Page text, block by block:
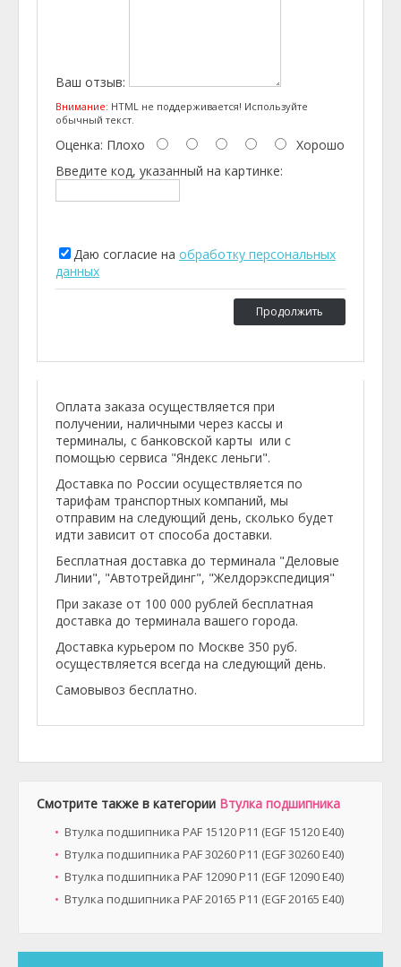
Ваш отзыв:
Внимание: HTML не поддерживается! Используйте
обычный текст.
Оценка: Плохо
Хорошо
Введите код, указанный на картинке:
Даю согласие на обработку персональных
данных
Продолжить
Оплата заказа осуществляется при
получении, наличными через кассы и
терминалы, с банковской карты или с
помощью сервиса "Яндекс леньги".
Доставка по России осуществляется по
тарифам транспортных компаний, мы
отправим на следующий день, сколько будет
идти зависит от способа доставки.
Бесплатная доставка до терминала "Деловые
Линии", "Автотрейдинг", "Желдорэкспедиция"
При заказе от 100 000 рублей бесплатная
доставка до терминала вашего города.
Доставка курьером по Москве 350 руб.
осуществляется всегда на следующий день.
Самовывоз бесплатно.
Смотрите также в категории Втулка подшипника
Втулка подшипника PAF 15120 P11 (EGF 15120 E40)
Втулка подшипника PAF 30260 P11 (EGF 30260 E40)
Втулка подшипника PAF 12090 P11 (EGF 12090 E40)
Втулка подшипника PAF 20165 P11 (EGF 20165 E40)